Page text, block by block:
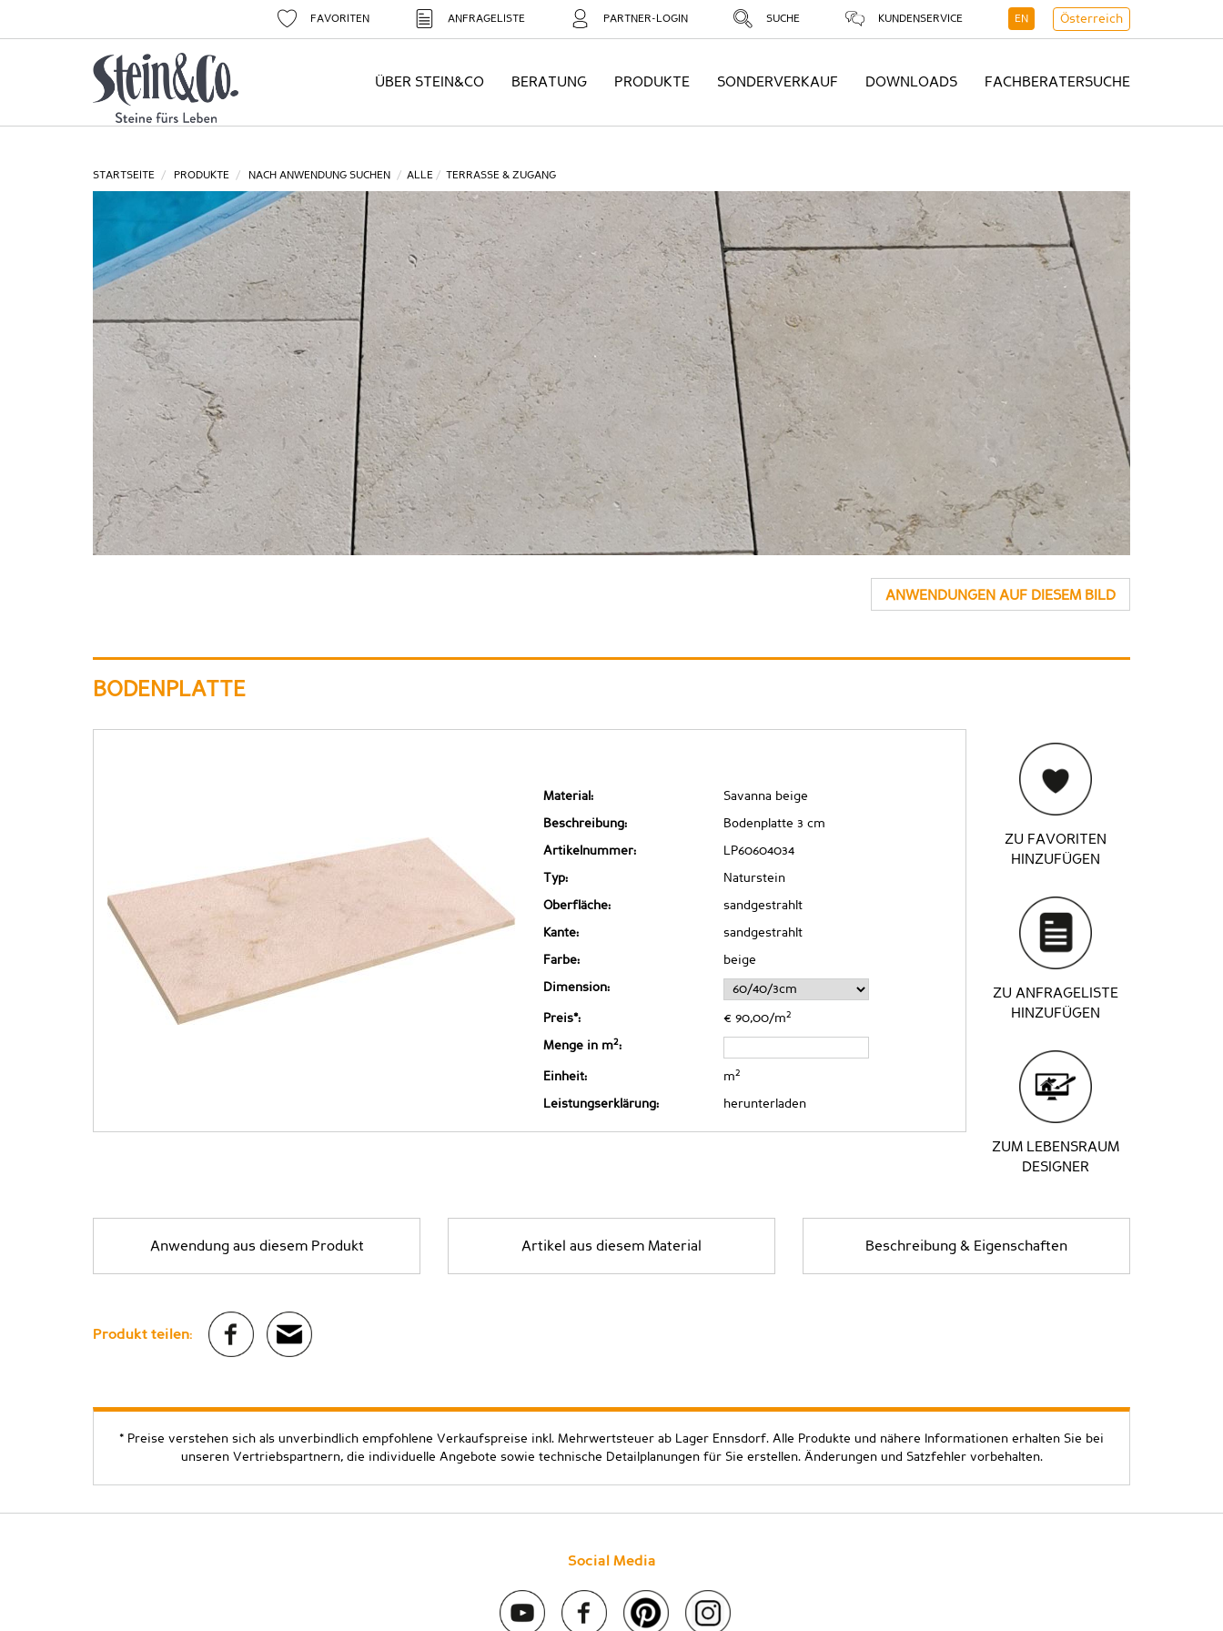
FAVORITEN ANFRAGELISTE PARTNER-LOGIN SUCHE KUNDENSERVICE EN Österreich
ÜBER STEIN&CO BERATUNG PRODUKTE SONDERVERKAUF DOWNLOADS FACHBERATERSUCHE
STARTSEITE PRODUKTE NACH ANWENDUNG SUCHEN ALLE TERRASSE & ZUGANG
ANWENDUNGEN AUF DIESEM BILD
BODENPLATTE
Material: Savanna beige
Beschreibung: Bodenplatte 3 cm
Artikelnummer: LP60604034
Typ: Naturstein
Oberfläche: sandgestrahlt
Kante: sandgestrahlt
Farbe: beige
Dimension:
Preis*: € 90,00/m2
Menge in m2:
Einheit: m2
Leistungserklärung: herunterladen
ZU FAVORITEN
HINZUFÜGEN
ZU ANFRAGELISTE
HINZUFÜGEN
ZUM LEBENSRAUM
DESIGNER
Anwendung aus diesem Produkt Artikel aus diesem Material Beschreibung & Eigenschaften
Produkt teilen:
* Preise verstehen sich als unverbindlich empfohlene Verkaufspreise inkl. Mehrwertsteuer ab Lager Ennsdorf. Alle Produkte und nähere Informationen erhalten Sie bei
unseren Vertriebspartnern, die individuelle Angebote sowie technische Detailplanungen für Sie erstellen. Änderungen und Satzfehler vorbehalten.
Social Media